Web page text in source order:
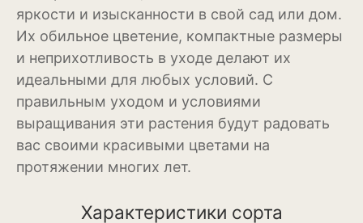
Баклажан
Брокколи
Брюссельская капуста
Кабачки
Капуста
Капуста кольраби
яркости и изысканности в свой сад или дом.
Их обильное цветение, компактные размеры
и неприхотливость в уходе делают их
идеальными для любых условий. С
правильным уходом и условиями
выращивания эти растения будут радовать
вас своими красивыми цветами на
протяжении многих лет.
Характеристики сорта